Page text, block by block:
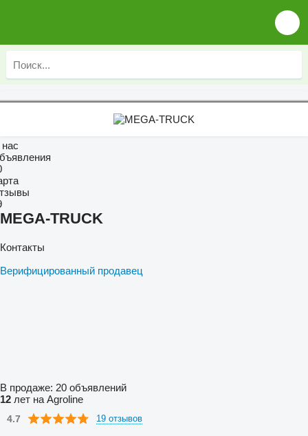
MEGA-TRUCK
Контакты
Верифицированный продавец
В продаже: 20 объявлений
12 лет на Agroline
4.7 19 отзывов